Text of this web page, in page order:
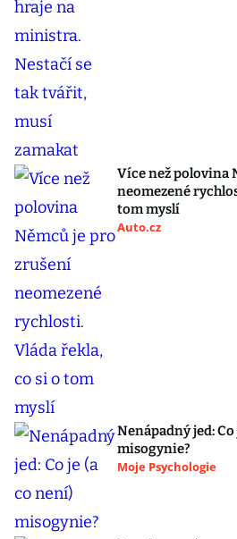
Více než polovina
neomezené
tom myslí
Auto.cz
Nenápadný jed:
misogynie?
Moje Psychologie